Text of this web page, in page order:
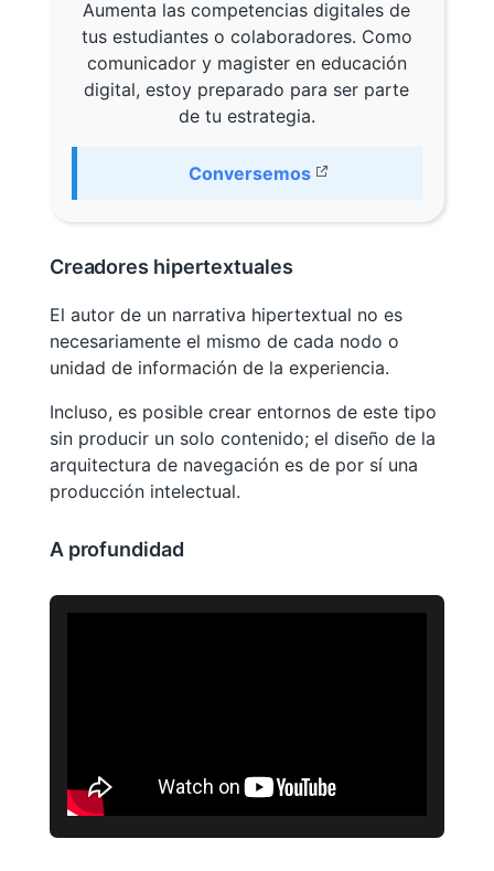
Aumenta las competencias digitales de
tus estudiantes o colaboradores. Como
comunicador y magister en educación
digital, estoy preparado para ser parte
de tu estrategia.
Conversemos
Creadores hipertextuales
El autor de un narrativa hipertextual no es
necesariamente el mismo de cada nodo o
unidad de información de la experiencia.
Incluso, es posible crear entornos de este tipo
sin producir un solo contenido; el diseño de la
arquitectura de navegación es de por sí una
producción intelectual.
A profundidad